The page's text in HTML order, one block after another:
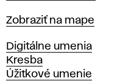
Mapa
Zobraziť na mape
Katedry
Digitálne umenia
Kresba
Úžitkové umenie